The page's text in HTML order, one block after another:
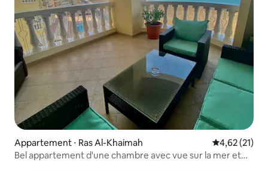
Appartement ⋅ Ras Al-Khaimah Évaluation
4,62 (21)
Bel appartement d'une chambre avec vue sur la mer et